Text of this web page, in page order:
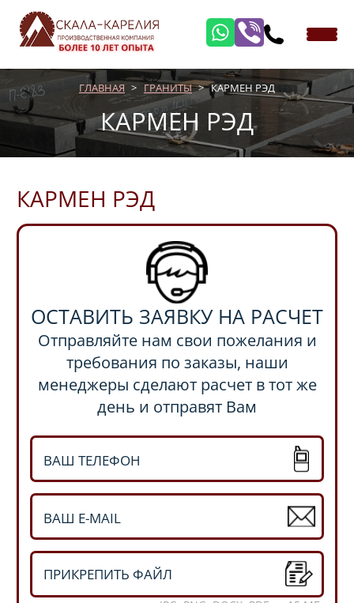
ГЛАВНАЯ ГРАНИТЫ КАРМЕН РЭД
КАРМЕН РЭД
КАРМЕН РЭД
ОСТАВИТЬ ЗАЯВКУ НА РАСЧЕТ
Отправляйте нам свои пожелания и
требования по заказы, наши
менеджеры сделают расчет в тот же
день и отправят Вам
ПРИКРЕПИТЬ ФАЙЛ